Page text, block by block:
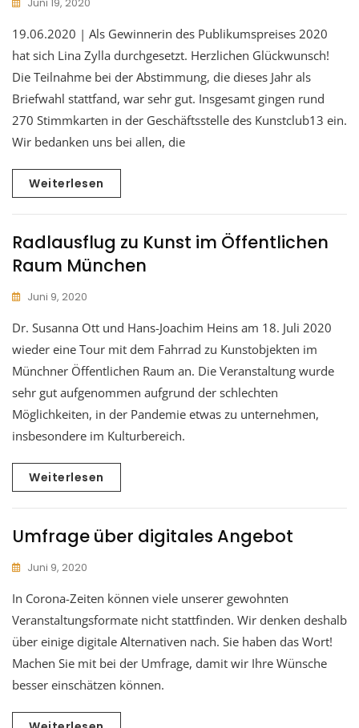
19.06.2020 | Als Gewinnerin des Publikumspreises 2020
hat sich Lina Zylla durchgesetzt. Herzlichen Glückwunsch!
Die Teilnahme bei der Abstimmung, die dieses Jahr als
Briefwahl stattfand, war sehr gut. Insgesamt gingen rund
270 Stimmkarten in der Geschäftsstelle des Kunstclub13 ein.
Wir bedanken uns bei allen, die
Weiterlesen
Radlausflug zu Kunst im Öffentlichen
Raum München
Juni 9, 2020
Dr. Susanna Ott und Hans-Joachim Heins am 18. Juli 2020
wieder eine Tour mit dem Fahrrad zu Kunstobjekten im
Münchner Öffentlichen Raum an. Die Veranstaltung wurde
sehr gut aufgenommen aufgrund der schlechten
Möglichkeiten, in der Pandemie etwas zu unternehmen,
insbesondere im Kulturbereich.
Weiterlesen
Umfrage über digitales Angebot
Juni 9, 2020
In Corona-Zeiten können viele unserer gewohnten
Veranstaltungsformate nicht stattfinden. Wir denken deshalb
über einige digitale Alternativen nach. Sie haben das Wort!
Machen Sie mit bei der Umfrage, damit wir Ihre Wünsche
besser einschätzen können.